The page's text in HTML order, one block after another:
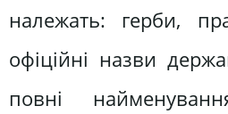
належать: герби,
офіційні назви
повні